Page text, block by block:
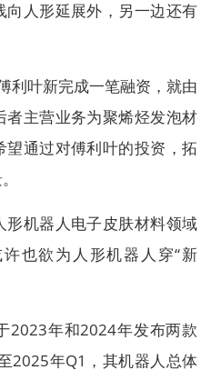
人形延展外，另一边还有
利叶新完成一笔融资，就由
主营业务为聚烯烃发泡材
通过对傅利叶的投资，拓
机器人电子皮肤材料领域
也欲为人形机器人穿“新
2023年和2024年发布两款
2025年Q1，其机器人总体